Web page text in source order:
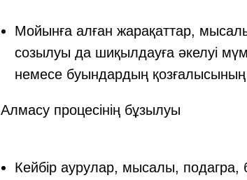
Мойынға алған жарақаттар,
созылуы да шиқылдауға әкелуі
немесе буындардың
Алмасу процесінің бұзылуы
Кейбір аурулар, мысалы,